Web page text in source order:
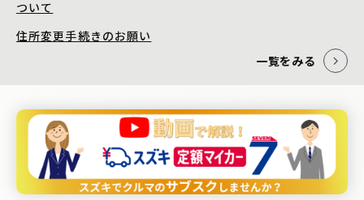
ついて
住所変更手続きのお願い
一覧をみる